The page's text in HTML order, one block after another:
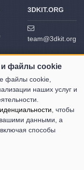
3DKIT.ORG
team@3dkit.org
и файлы cookie
файлы cookie,
наших услуг и
, чтобы
данными, а
способы